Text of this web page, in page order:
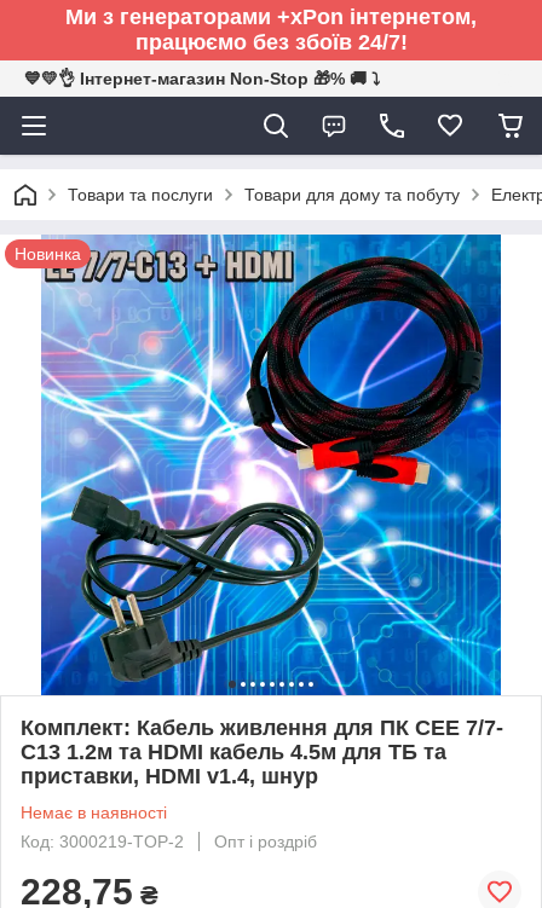
Ми з генераторами +xPon інтернетом,
працюємо без збоїв 24/7!
💙💛👌 Інтернет-магазин Non-Stop 🎁% 🚚 ⤵
Товари та послуги Товари для дому та побуту
Новинка
Комплект: Кабель живлення для ПК CEE 7/7-
C13 1.2м та HDMI кабель 4.5м для ТБ та
приставки, HDMI v1.4, шнур
Немає в наявності
Код: 3000219-TOP-2
Опт і роздріб
228,75 ₴